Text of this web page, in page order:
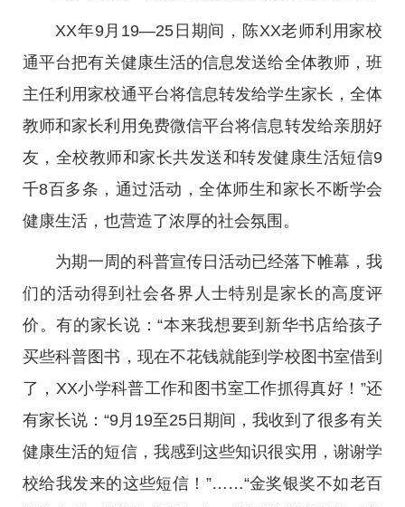
XX年9月19—25日期间，陈XX老师利用家校
通平台把有关健康生活的信息发送给全体教师，班
主任利用家校通平台将信息转发给学生家长，全体
教师和家长利用免费微信平台将信息转发给亲朋好
友，全校教师和家长共发送和转发健康生活短信9
千8百多条，通过活动，全体师生和家长不断学会
健康生活，也营造了浓厚的社会氛围。
为期一周的科普宣传日活动已经落下帷幕，我
们的活动得到社会各界人士特别是家长的高度评
价。有的家长说：“本来我想要到新华书店给孩子
买些科普图书，现在不花钱就能到学校图书室借到
了，XX小学科普工作和图书室工作抓得真好！”还
有家长说：“9月19至25日期间，我收到了很多有关
健康生活的短信，我感到这些知识很实用，谢谢学
校给我发来的这些短信！”……“金奖银奖不如老百